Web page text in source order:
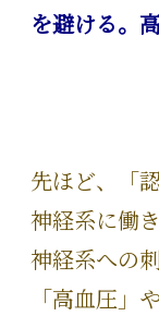
を避ける。
先ほど、「
神経系に働
神経系への
「高血圧」